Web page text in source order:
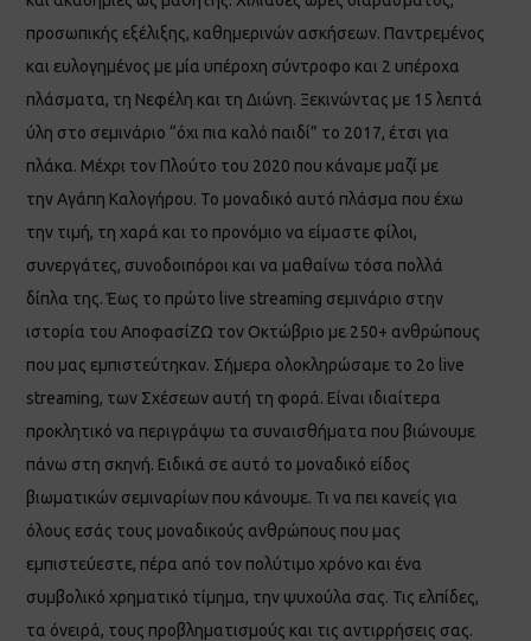
προσωπικής εξέλιξης, καθημερινών ασκήσεων. Παντρεμένος
και ευλογημένος με μία υπέροχη σύντροφο και 2 υπέροχα
πλάσματα, τη Νεφέλη και τη Διώνη. Ξεκινώντας με 15 λεπτά
ύλη στο σεμινάριο “όχι πια καλό παιδί” το 2017, έτσι για
πλάκα. Μέχρι τον Πλούτο του 2020 που κάναμε μαζί με
την Αγάπη Καλογήρου. Το μοναδικό αυτό πλάσμα που έχω
την τιμή, τη χαρά και το προνόμιο να είμαστε φίλοι,
συνεργάτες, συνοδοιπόροι και να μαθαίνω τόσα πολλά
δίπλα της. Έως το πρώτο live streaming σεμινάριο στην
ιστορία του ΑποφασίΖΩ τον Οκτώβριο με 250+ ανθρώπους
που μας εμπιστεύτηκαν. Σήμερα ολοκληρώσαμε το 2ο live
streaming, των Σχέσεων αυτή τη φορά. Είναι ιδιαίτερα
προκλητικό να περιγράψω τα συναισθήματα που βιώνουμε
πάνω στη σκηνή. Ειδικά σε αυτό το μοναδικό είδος
βιωματικών σεμιναρίων που κάνουμε. Τι να πει κανείς για
όλους εσάς τους μοναδικούς ανθρώπους που μας
εμπιστεύεστε, πέρα από τον πολύτιμο χρόνο και ένα
συμβολικό χρηματικό τίμημα, την ψυχούλα σας. Τις ελπίδες,
τα όνειρά, τους προβληματισμούς και τις αντιρρήσεις σας.